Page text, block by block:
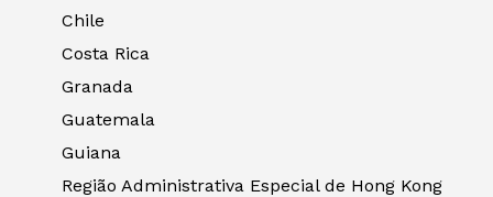
Chile
Costa Rica
Granada
Guatemala
Guiana
Região Administrativa Especial de Hong Kong